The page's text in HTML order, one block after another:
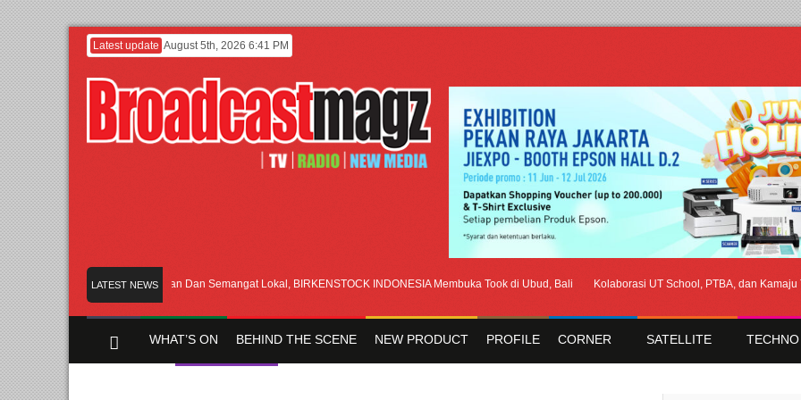
Latest update August 5th, 2026 6:41 PM
LATEST NEWS
Rayakan Perpaduan Warisan Dan Semangat Lokal, BIRKENSTOCK INDONESIA Membuka Took di Ubud, Bali Kolaborasi UT School, PTBA, dan Kamaju
WHAT’S ON BEHIND THE SCENE NEW PRODUCT PROFILE CORNER SATELLITE TECHNO